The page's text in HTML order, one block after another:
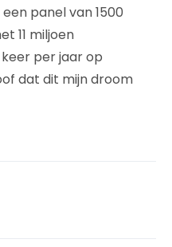
panel van 1500
11 miljoen
per jaar op
dat dit mijn droom